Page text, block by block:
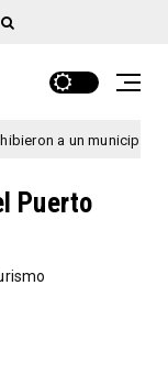
un municipio
Puerto